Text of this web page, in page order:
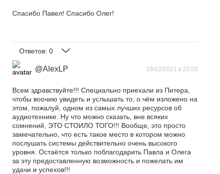
Спасибо Павел! Спасибо Олег!
Ответов: 0
@AlexLP 19/12/2021 в 22:02
Всем здравствуйте!!! Специально приехали из Питера,
чтобы воочию увидеть и услышать то, о чём изложено на
этом, пожалуй, одном из самых лучших ресурсов об
аудиотехнике. Ну что можно сказать, вне всяких
сомнений, ЭТО СТОИЛО ТОГО!!! Вообще, это просто
замечательно, что есть такое место в котором можно
послушать системы действительно очень высокого
уровня. Остаётся только поблагодарить Павла и Олега
за эту предоставленную возможность и пожелать им
удачи и успехов!!!